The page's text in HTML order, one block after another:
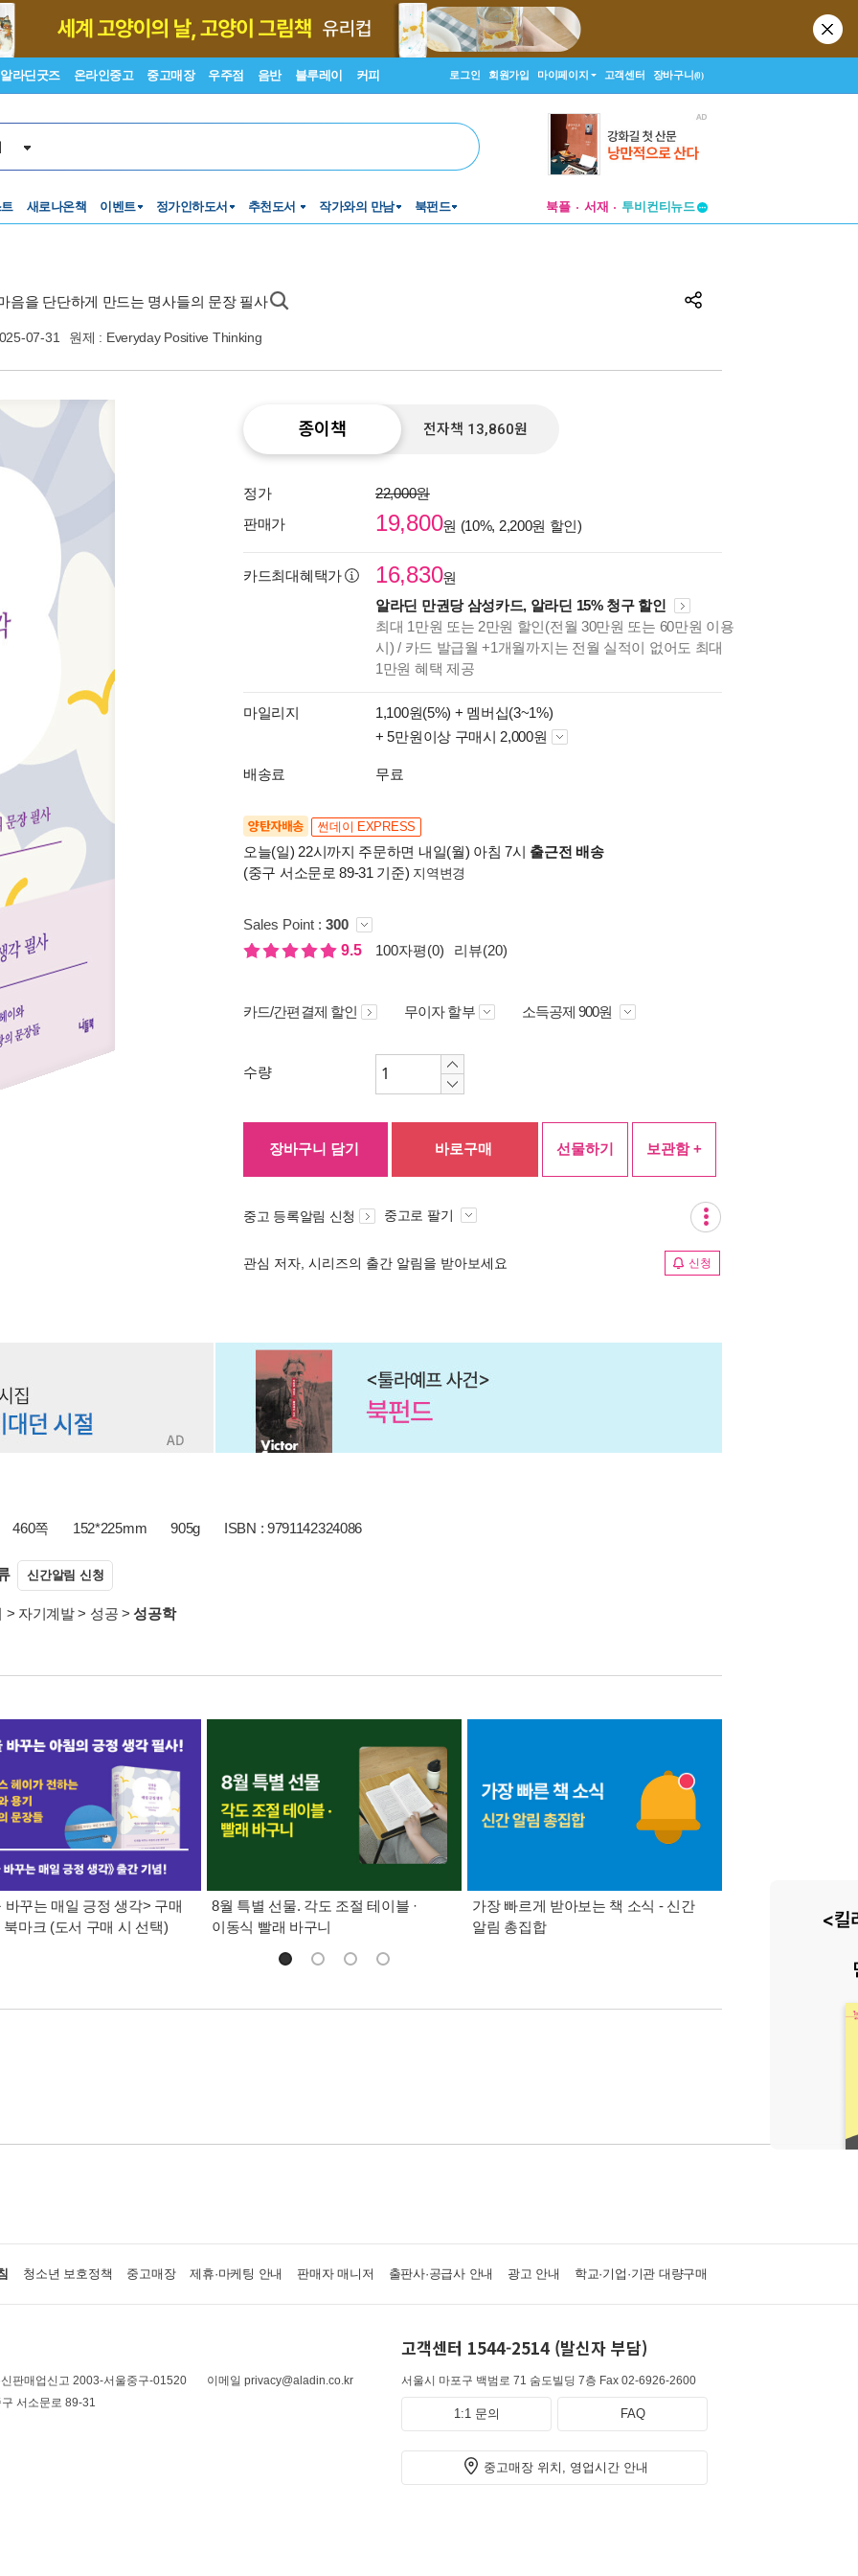
알라딘굿즈 온라인중고 중고매장 우주점 음반 블루레이 커피 로그인 회원가입 마이페이지 고객센터 장바구니(0)
새로나온책 이벤트 정가인하도서 추천도서 작가와의 만남 북펀드 북플 서재
투비컨티뉴드
창작플랫폼
음을 단단하게 만드는 명사들의 문장 필사
07-31 원제 : Everyday Positive Thinking
종이책 전자책 13,860원
정가
22,000원
판매가
19,800원 (10%, 2,200원 할인)
카드최대혜택가 16,830원
알라딘 만권당 삼성카드, 알라딘 15% 청구 할인
최대 1만원 또는 2만원 할인(전월 30만원 또는 60만원 이용
시) / 카드 발급월 +1개월까지는 전월 실적이 없어도 최대
1만원 혜택 제공
마일리지 1,100원(5%) + 멤버십(3~1%)
+ 5만원이상 구매시 2,000원
배송료 무료
양탄자배송 썬데이 EXPRESS
오늘(일) 22시까지 주문하면 내일(월) 아침 7시 출근전 배송
(중구 서소문로 89-31 기준) 지역변경
Sales Point : 300
9.5
100자평(0) 리뷰(20)
카드/간편결제 할인 무이자 할부 소득공제 900원
수량
장바구니 담기 바로구매 선물하기 보관함 +
중고 등록알림 신청 중고로 팔기
관심 저자, 시리즈의 출간 알림을 받아보세요 신청
460쪽 152*225mm 905g ISBN : 9791142324086
신간알림 신청
> 자기계발> 성공 >성공학
바꾸는 매일 긍정 생각> 구매
북마크 (도서 구매 시 선택)
8월 특별 선물. 각도 조절 테이블 ·
이동식 빨래 바구니
가장 빠르게 받아보는 책 소식 - 신간
알림 총집합
청소년 보호정책 중고매장 제휴·마케팅 안내 판매자 매니저 출판사·공급사 안내 광고 안내 학교·기업·기관 대량구매
판매업신고 2003-서울중구-01520
이메일 privacy@aladin.co.kr
서소문로 89-31
고객센터 1544-2514 (발신자 부담)
서울시 마포구 백범로 71 숨도빌딩 7층 Fax 02-6926-2600
1:1 문의 FAQ
중고매장 위치, 영업시간 안내